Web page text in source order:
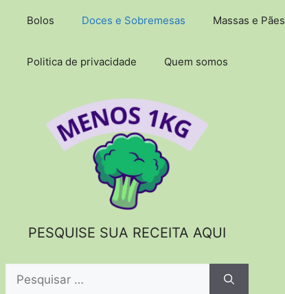
Bolos Doces e Sobremesas Massas e Pães
Politica de privacidade Quem somos
PESQUISE SUA RECEITA AQUI
Pesquisar